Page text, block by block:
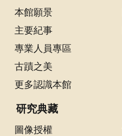
宣
告
及
訊
安
政
本館願景
主要紀事
專業人員專區
古蹟之美
更多認識本館
研究典藏
圖像授權